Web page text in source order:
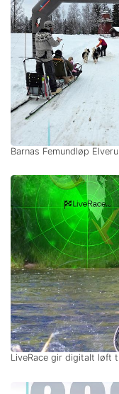
Barnas Femundløp
LiveRace gir digitalt løft